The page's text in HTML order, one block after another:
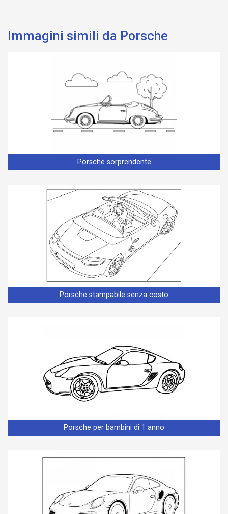
Immagini simili da Porsche
Porsche sorprendente
Porsche stampabile senza costo
Porsche per bambini di 1 anno